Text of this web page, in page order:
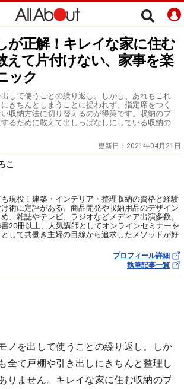
が正解！キレイな家に住む
えて片付けない、家事を楽
ック
して使うことの繰り返し。しかし、あれもこれ
きちんとしまうことに捉われず、指定席をつく
収納方法に切り替えるのが得策です。収納のプ
るために敢えて出しっぱなしにしている収納の
更新日： 2021年04月21日
こ
現役！建築・インテリア・整理収納の資格と経験
術に定評がある。商品開発や収納用品のデザイン
、雑誌やテレビ、ラジオなどメディア出演多数。
20冊以上、人気講師としてオンラインセミナーを
して共働き主婦の目線から追求したメソッドが好
プロフィール詳細
執筆記事一覧
ノを出して使うことの繰り返し。しか
全て戸棚や引き出しにきちんと整理し
りません。キレイな家に住む収納のプ